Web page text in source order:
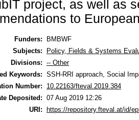
project, as well as
to
Funders:
BMBWF
Subjects:
Policy, Fields & Systems
Divisions: -- Other
Keywords: SSH-RRI approach, Social
Number:
10.22163/fteval.2019.384
Deposited: 07 Aug 2019 12:26
URI: https://repository.fteval.at/id/